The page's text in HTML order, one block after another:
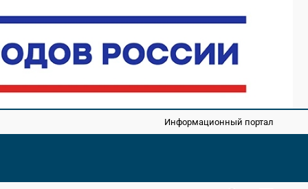
Информационный портал